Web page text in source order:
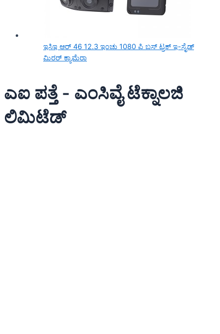
ಇಸಿಇ ಆರ್ 46 12.3 ಇಂಚು 1080 ಪಿ ಬಸ್ ಟ್ರಕ್ ಇ-ಸೈಡ್
ಮಿರರ್ ಕ್ಯಾಮೆರಾ
ಎಐ ಪತ್ತೆ - ಎಂಸಿವೈ ಟೆಕ್ನಾಲಜಿ
ಲಿಮಿಟೆಡ್